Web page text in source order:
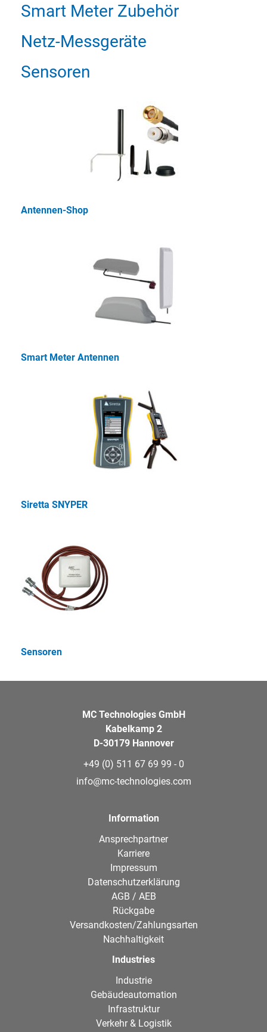
Smart Meter Zubehör
Netz-Messgeräte
Sensoren
Antennen-Shop
Smart Meter Antennen
Siretta SNYPER
Sensoren
MC Technologies GmbH
Kabelkamp 2
D-30179 Hannover
+49 (0) 511 67 69 99 - 0
info@mc-technologies.com
Information
Ansprechpartner
Karriere
Impressum
Datenschutzerklärung
AGB / AEB
Rückgabe
Versandkosten/Zahlungsarten
Nachhaltigkeit
Industries
Industrie
Gebäudeautomation
Infrastruktur
Verkehr & Logistik